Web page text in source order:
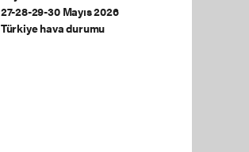
27-28-29-30 Mayıs 2026
Türkiye hava durumu